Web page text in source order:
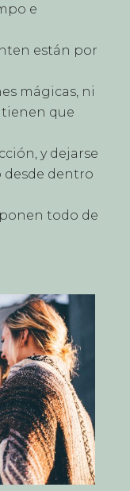
e
están por
mágicas, ni
que
y dejarse
desde dentro
todo de